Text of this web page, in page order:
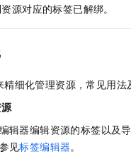
源对应的标签已解绑。
细化管理资源，常见用法
辑器编辑资源的标签以及
见标签编辑器。